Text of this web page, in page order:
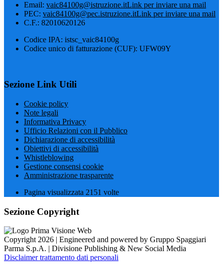
Email: vaic84100g@istruzione.itLink per inviare una mail
PEC: vaic84100g@pec.istruzione.itLink per inviare una mail
C.F.: 82010620126
Codice IPA: istsc_vaic84100g
Codice unico di fatturazione (CUF): UFW09Y
Sezione Link Utili
Cookie policy
Note legali
Informativa Privacy
Ufficio Relazioni con il Pubblico
Dichiarazione di accessibilità
Obiettivi di accessibilità
Whistleblowing
Gestione consensi cookie
Amministrazione trasparente
Pagina visualizzata 2151 volte
Sezione Copyright
Copyright 2026 | Engineered and powered by Gruppo Spaggiari
Parma S.p.A. | Divisione Publishing & New Social Media
Disclaimer trattamento dati personali